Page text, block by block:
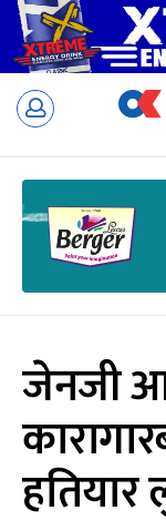
Skip
जेनजी
हतियार